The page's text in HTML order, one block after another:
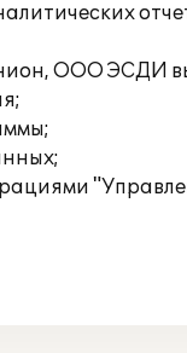
ООО ЭСДИ